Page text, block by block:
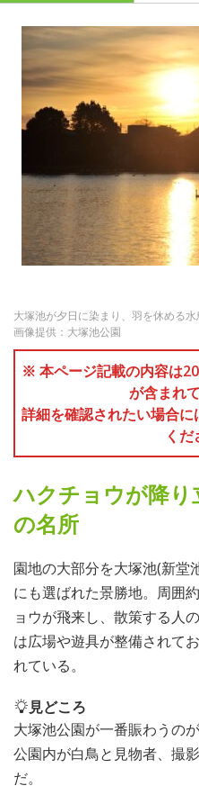
大塚池が夕日に染まり、羽を休める
画像提供：大塚池公園
※ 本ページ記載の内容は
が含まれ
詳細を確認されたい場合
くだ
ハクチョウが降
の名所
園地の大部分を大塚池(新堂
にも選ばれた景勝地。周囲
ョウが飛来し、散策する人
は広場や遊具が整備されて
れている。
見どころ
大塚池公園が一番賑わうの
公園内が白鳥と見物者、撮
だ。